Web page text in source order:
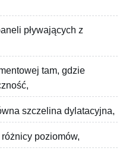
pływających z
tam, gdzie
szczelina dylatacyjna,
poziomów,